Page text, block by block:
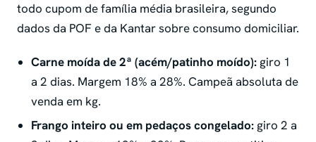
todo cupom de família média brasileira, segundo
dados da POF e da Kantar sobre consumo domiciliar.
Carne moída de 2ª (acém/patinho moído): giro 1
a 2 dias. Margem 18% a 28%. Campeã absoluta de
venda em kg.
Frango inteiro ou em pedaços congelado: giro 2 a